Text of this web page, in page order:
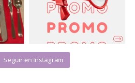
Seguir en Instagram